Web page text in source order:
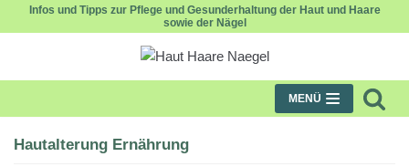
Infos und Tipps zur Pflege und Gesunderhaltung der Haut und Haare
sowie der Nägel
MENÜ
Hautalterung Ernährung